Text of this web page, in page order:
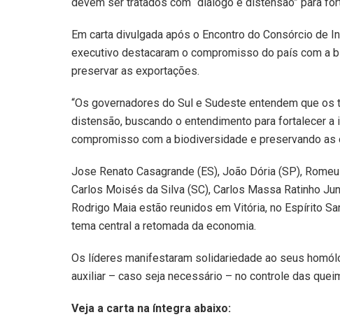
Em carta divulgada após o Encontro do Consórcio de
executivo destacaram o compromisso do país com a
preservar as exportações.
“Os governadores do Sul e Sudeste entendem que
distensão, buscando o entendimento para fortalecer
compromisso com a biodiversidade e preservando
Jose Renato Casagrande (ES), João Dória (SP),
Carlos Moisés da Silva (SC), Carlos Massa Ratinho
Rodrigo Maia estão reunidos em Vitória, no Espírito
tema central a retomada da economia.
Os líderes manifestaram solidariedade ao seus
auxiliar – caso seja necessário – no controle das
Veja a carta na íntegra abaixo: